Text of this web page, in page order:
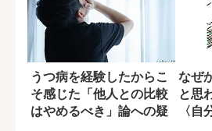
うつ病を経験したからこ
そ感じた「他人との比較
はやめるべき」論への疑
なぜ
と思
〈自